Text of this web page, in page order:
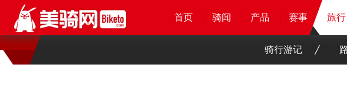
首页 骑闻 产品
首页 骑闻 产品 赛事 旅行
首页 骑闻 产品 赛事 旅行
首页 骑闻 产品 赛事 旅行
骑行游记